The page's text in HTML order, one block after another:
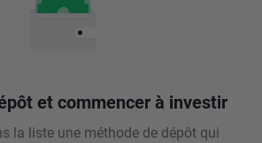
et commencer à investir
la liste une méthode de dépôt qui